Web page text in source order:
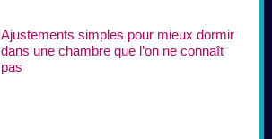
Ajustements simples pour mieux dormir
dans une chambre que l’on ne connaît
pas